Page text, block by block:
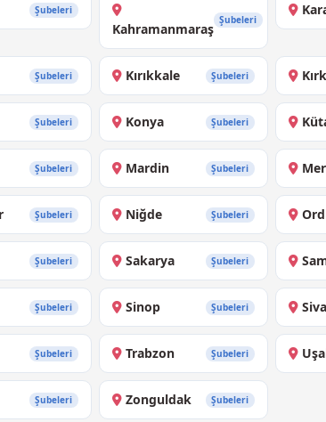
Şubeleri
Kahramanmaraş
Şubeleri
Şubeleri Kırıkkale Şubeleri
Şubeleri Konya Şubeleri
Şubeleri Mardin Şubeleri
Şubeleri Niğde Şubeleri
Şubeleri Sakarya Şubeleri
Şubeleri Sinop Şubeleri
Şubeleri Trabzon Şubeleri
Şubeleri Zonguldak Şubeleri